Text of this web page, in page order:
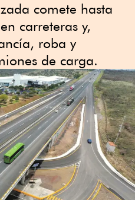
comete hasta
carreteras y,
roba y
de carga.